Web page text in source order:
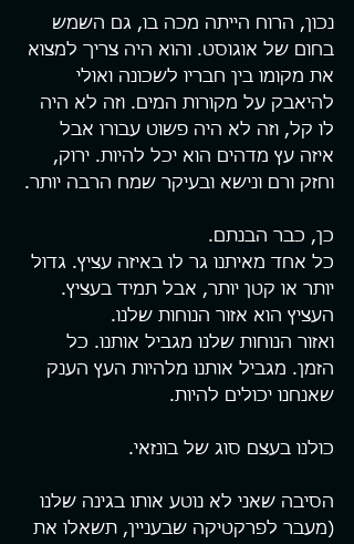
נכון, הרוח הייתה מכה בו, גם השמש
בחום של אוגוסט. והוא היה צריך למצוא
את מקומו בין חבריו לשכונה ואולי
להיאבק על מקורות המים. וזה לא היה
לו קל, וזה לא היה פשוט עבורו אבל
איזה עץ מדהים הוא יכל להיות. ירוק,
וחזק ורם ונישא ובעיקר שמח הרבה יותר.
כן, כבר הבנתם.
כל אחד מאיתנו גר לו באיזה עציץ. גדול
יותר או קטן יותר, אבל תמיד בעציץ.
העציץ הוא אזור הנוחות שלנו.
ואזור הנוחות שלנו מגביל אותנו. כל
הזמן. מגביל אותנו מלהיות העץ הענק
שאנחנו יכולים להיות.
כולנו בעצם סוג של בונזאי.
הסיבה שאני לא נוטע אותו בגינה שלנו
(מעבר לפרקטיקה שבעניין, תשאלו את